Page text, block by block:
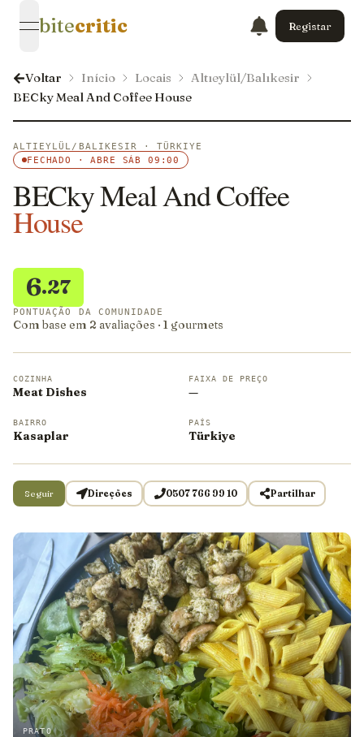
open navigation menu
bitecritic Registar
Voltar Início Locais
Altıeylül/Balıkesir
BECky Meal And Coffee House
PRATO
ALTIEYLÜL/BALIKESIR · TÜRKIYE
FECHADO · ABRE SÁB 09:00
BECky Meal And Coffee
House
6.27
PONTUAÇÃO DA COMUNIDADE
Com base em 2 avaliações · 1 gourmets
COZINHA
Meat Dishes
FAIXA DE PREÇO
—
BAIRRO
Kasaplar
PAÍS
Türkiye
Seguir Direções 0507 766 99 10 Partilhar